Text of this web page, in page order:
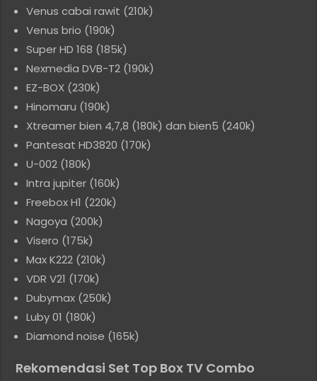
Venus cabai rawit (210k)
Venus brio (190k)
Super HD 168 (185k)
Nexmedia DVB-T2 (190k)
EZ-BOX (230k)
Hinomaru (190k)
Xtreamer bien 4,7,8 (180k) dan bien5 (240k)
Pantesat HD3820 (170k)
U-002 (180k)
Intra jupiter (160k)
Freebox H1 (220k)
Nagoya (200k)
Visero (175k)
Max K222 (210k)
VDR V21 (170k)
Dubymax (250k)
Luby 01 (180k)
Diamond noise (165k)
Rekomendasi Set Top Box TV Combo